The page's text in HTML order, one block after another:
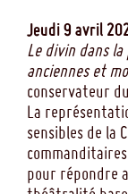
Jeudi 9 avril
Le divin dans
anciennes et
conservateur
La
sensibles de la
pour répondre